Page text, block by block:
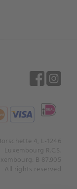
4, L-1246
Luxembourg R.C.S.
B 87.905
All rights reserved